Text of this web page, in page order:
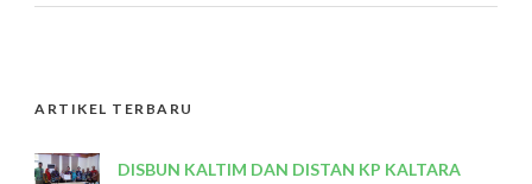
ARTIKEL TERBARU
DISBUN KALTIM DAN DISTAN KP KALTARA